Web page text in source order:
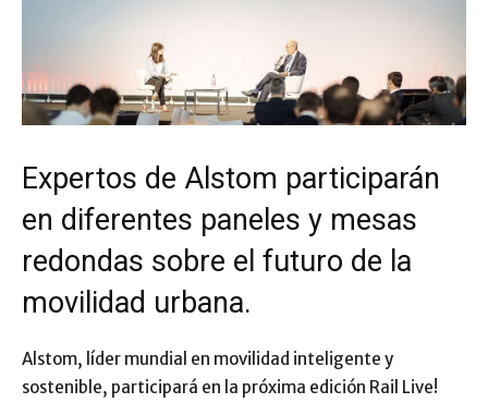
Expertos de Alstom participarán
en diferentes paneles y mesas
redondas sobre el futuro de la
movilidad urbana.
Alstom, líder mundial en movilidad inteligente y
sostenible, participará en la próxima edición Rail Live!